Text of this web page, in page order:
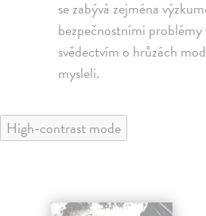
se zabývá zejména
bezpečnostními problémy
svědectvím o hrůzách
mysleli.
High-contrast mode